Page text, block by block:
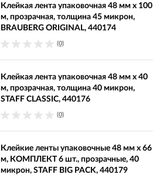
Клейкая лента упаковочная 48 мм х 100
м, прозрачная, толщина 45 микрон,
BRAUBERG ORIGINAL, 440174
(0)
Клейкая лента упаковочная 48 мм x 40
м, прозрачная, толщина 40 микрон,
STAFF CLASSIC, 440176
(0)
Клейкие ленты упаковочные 48 мм х 66
м, КОМПЛЕКТ 6 шт., прозрачные, 40
микрон, STAFF BIG PACK, 440179